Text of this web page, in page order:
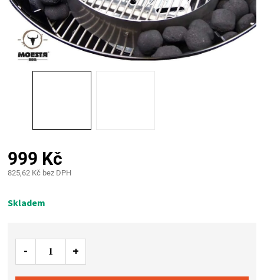
PALIVO
KOŘENÍ
NÁDOBÍ
LODGE
999 Kč
825,62 Kč bez DPH
cena:
Skladem